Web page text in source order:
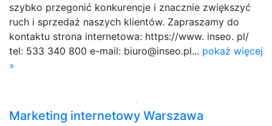
szybko przegonić konkurencje i znacznie zwiększyć
ruch i sprzedaż naszych klientów. Zapraszamy do
kontaktu strona internetowa: https://www. inseo. pl/
tel: 533 340 800 e-mail: biuro@inseo.pl... pokaż więcej
»
Marketing internetowy Warszawa